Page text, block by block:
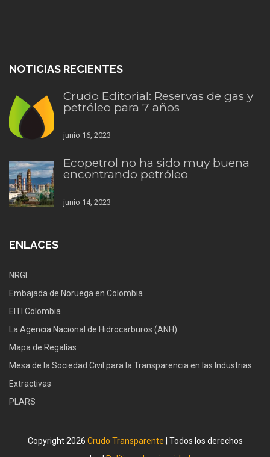
NOTICIAS RECIENTES
Crudo Editorial: Reservas de gas y
petróleo para 7 años
junio 16, 2023
Ecopetrol no ha sido muy buena
encontrando petróleo
junio 14, 2023
ENLACES
NRGI
Embajada de Noruega en Colombia
EITI Colombia
La Agencia Nacional de Hidrocarburos (ANH)
Mapa de Regalías
Mesa de la Sociedad Civil para la Transparencia en las Industrias
Extractivas
PLARS
Copyright 2026 Crudo Transparente | Todos los derechos